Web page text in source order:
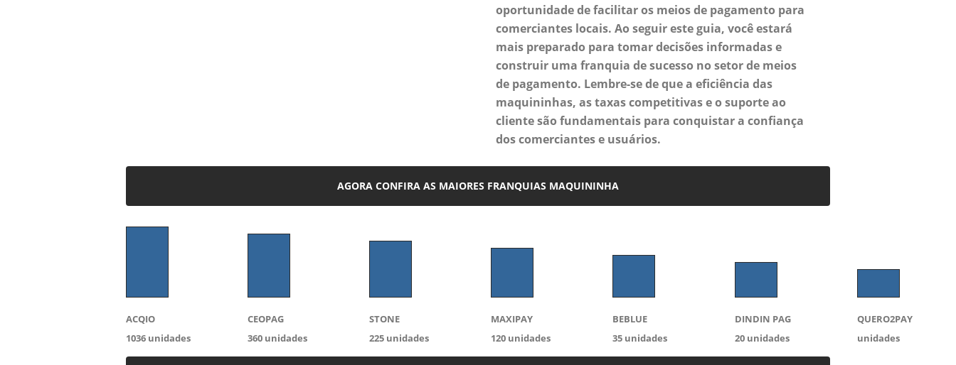
oportunidade de facilitar os meios de pagamento para
comerciantes locais. Ao seguir este guia, você estará
mais preparado para tomar decisões informadas e
construir uma franquia de sucesso no setor de meios
de pagamento. Lembre-se de que a eficiência das
maquininhas, as taxas competitivas e o suporte ao
cliente são fundamentais para conquistar a confiança
dos comerciantes e usuários.
AGORA CONFIRA AS MAIORES FRANQUIAS MAQUININHA
ACQIO
1036 unidades
CEOPAG
360 unidades
STONE
225 unidades
MAXIPAY
120 unidades
BEBLUE
35 unidades
DINDIN PAG
20 unidades
QUERO2PAY
unidades